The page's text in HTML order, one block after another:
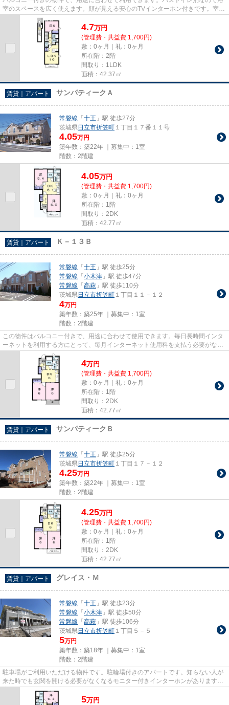
室のスペースを広く使えます。顔が見える安心のTVインターホン付きです。室内
設備は浴室乾燥機・洗面所独...
4.7万円
(管理費・共益費 1,700円)
敷：0ヶ月｜礼：0ヶ月
所在階：2階
間取り：1LDK
面積：42.37㎡
賃貸｜アパート サンパティークＡ
常磐線 「十王 」駅 徒歩27分
茨城県 日立市折笠町 １丁目１７番１１号
4.05万円
築年数：築22年 ｜募集中： 1室
階数：2階建
4.05万円
(管理費・共益費 1,700円)
敷：0ヶ月｜礼：0ヶ月
所在階：1階
間取り：2DK
面積：42.77㎡
賃貸｜アパート Ｋ－１３Ｂ
常磐線 「十王 」駅 徒歩25分
常磐線 「小木津 」駅 徒歩47分
常磐線 「高萩 」駅 徒歩110分
茨城県 日立市折笠町 １丁目１１－１２
4万円
築年数：築25年 ｜募集中： 1室
階数：2階建
この物件はバルコニー付きで、用途に合わせて使用できます。毎日長時間インタ
ーネットを利用する方にとって、毎月インターネット使用料を支払う必要がない
ので月々の出費を抑えること...
4万円
(管理費・共益費 1,700円)
敷：0ヶ月｜礼：0ヶ月
所在階：1階
間取り：2DK
面積：42.77㎡
賃貸｜アパート サンパティークＢ
常磐線 「十王 」駅 徒歩25分
茨城県 日立市折笠町 １丁目１７－１２
4.25万円
築年数：築22年 ｜募集中： 1室
階数：2階建
4.25万円
(管理費・共益費 1,700円)
敷：0ヶ月｜礼：0ヶ月
所在階：1階
間取り：2DK
面積：42.77㎡
賃貸｜アパート グレイス・Ｍ
常磐線 「十王 」駅 徒歩23分
常磐線 「小木津 」駅 徒歩50分
常磐線 「高萩 」駅 徒歩106分
茨城県 日立市折笠町 １丁目５－５
5万円
築年数：築18年 ｜募集中： 1室
階数：2階建
駐車場がご利用いただける物件です。駐輪場付きのアパートです。知らない人が
来た時でも玄関を開ける必要がなくなるモニター付きインターホンがあります。
室内設備は洗面所独立・浴室...
5万円